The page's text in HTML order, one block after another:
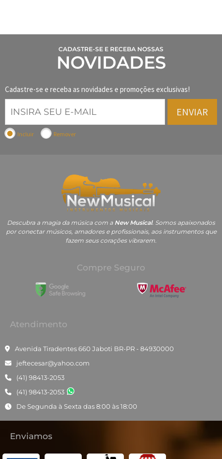
CADASTRE-SE E RECEBA NOSSAS
NOVIDADES
Cadastre-se e receba as novidades e promoções exclusivas!
ENVIAR
Incluir Remover
Descubra a magia da música com a New Musical. Somos apaixonados
por conectar músicos, amadores e profissionais, aos instrumentos que
fazem seus corações vibrarem.
Compre Seguro
Atendimento
Avenida Tiradentes 660 Jaboti BR-PR - 84930000
jeftecesar@yahoo.com
(41) 98413-2053
(41) 98413-2053
De Segunda à Sexta das 8:00 às 18:00
Enviamos